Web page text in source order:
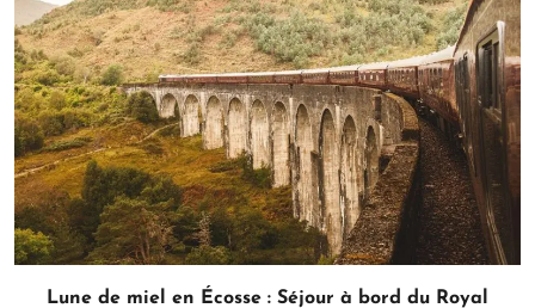
Lune de miel en Écosse : Séjour à bord du Royal